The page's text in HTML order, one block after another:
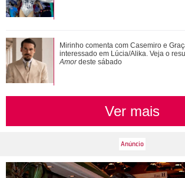
Além de Shawn Mendes... Relembre
fantasiaram de Xuxa Meneghel
Mirinho comenta com Casemiro e
interessado em Lúcia/Alika. Veja o
Amordeste sábado
Ver mais